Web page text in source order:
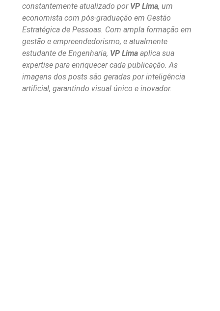
constantemente atualizado por VP Lima, um
economista com pós-graduação em Gestão
Estratégica de Pessoas. Com ampla formação em
gestão e empreendedorismo, e atualmente
estudante de Engenharia, VP Lima aplica sua
expertise para enriquecer cada publicação. As
imagens dos posts são geradas por inteligência
artificial, garantindo visual único e inovador.